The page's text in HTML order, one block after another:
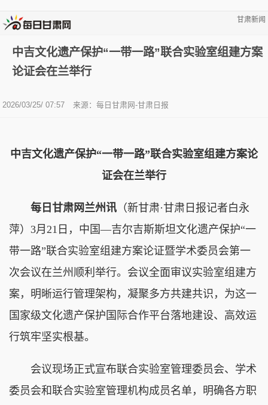
甘肃新闻
中吉文化遗产保护“一带一路”联合实验室组建方案
论证会在兰举行
2026/03/25/ 07:57 来源：每日甘肃网-甘肃日报
中吉文化遗产保护“一带一路”联合实验室组建方案论
证会在兰举行
每日甘肃网兰州讯 （新甘肃·甘肃日报记者白永
萍）3月21日，中国—吉尔吉斯斯坦文化遗产保护“一
带一路”联合实验室组建方案论证暨学术委员会第一
次会议在兰州顺利举行。会议全面审议实验室组建方
案，明晰运行管理架构，凝聚多方共建共识，为这一
国家级文化遗产保护国际合作平台落地建设、高效运
行筑牢坚实根基。
会议现场正式宣布联合实验室管理委员会、学术
委员会和联合实验室管理机构成员名单，明确各方职